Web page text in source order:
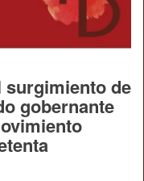
surgimiento de
gobernante